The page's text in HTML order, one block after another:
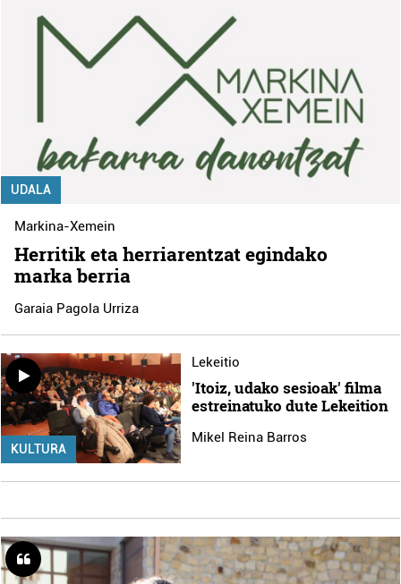
UDALA
Markina-Xemein
Herritik eta herriarentzat egindako
marka berria
Garaia Pagola Urriza
KULTURA
Lekeitio
'Itoiz, udako sesioak' filma
estreinatuko dute Lekeition
Mikel Reina Barros